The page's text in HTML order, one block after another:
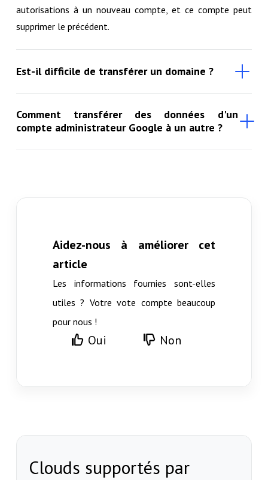
autorisations à un nouveau compte, et ce compte peut
supprimer le précédent.
Est-il difficile de transférer un domaine ?
Comment transférer des données d'un
compte administrateur Google à un autre ?
Aidez-nous à améliorer cet
article
Les informations fournies sont-elles
utiles ? Votre vote compte beaucoup
pour nous !
Oui Non
Clouds supportés par